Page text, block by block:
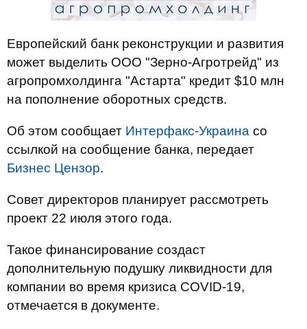
Европейский банк реконструкции и развития
может выделить ООО "Зерно-Агротрейд" из
агропромхолдинга "Астарта" кредит $10 млн
на пополнение оборотных средств.
Об этом сообщает Интерфакс-Украина со
ссылкой на сообщение банка, передает
Бизнес Цензор.
Совет директоров планирует рассмотреть
проект 22 июля этого года.
Такое финансирование создаст
дополнительную подушку ликвидности для
компании во время кризиса COVID-19,
отмечается в документе.